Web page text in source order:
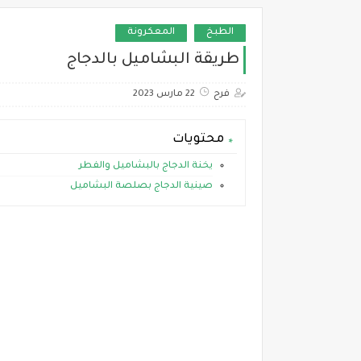
الطبخ المعكرونة
طريقة البشاميل بالدجاج
فرح 22 مارس 2023
محتويات
يخنة الدجاج بالبشاميل والفطر
صينية الدجاج بصلصة البشاميل